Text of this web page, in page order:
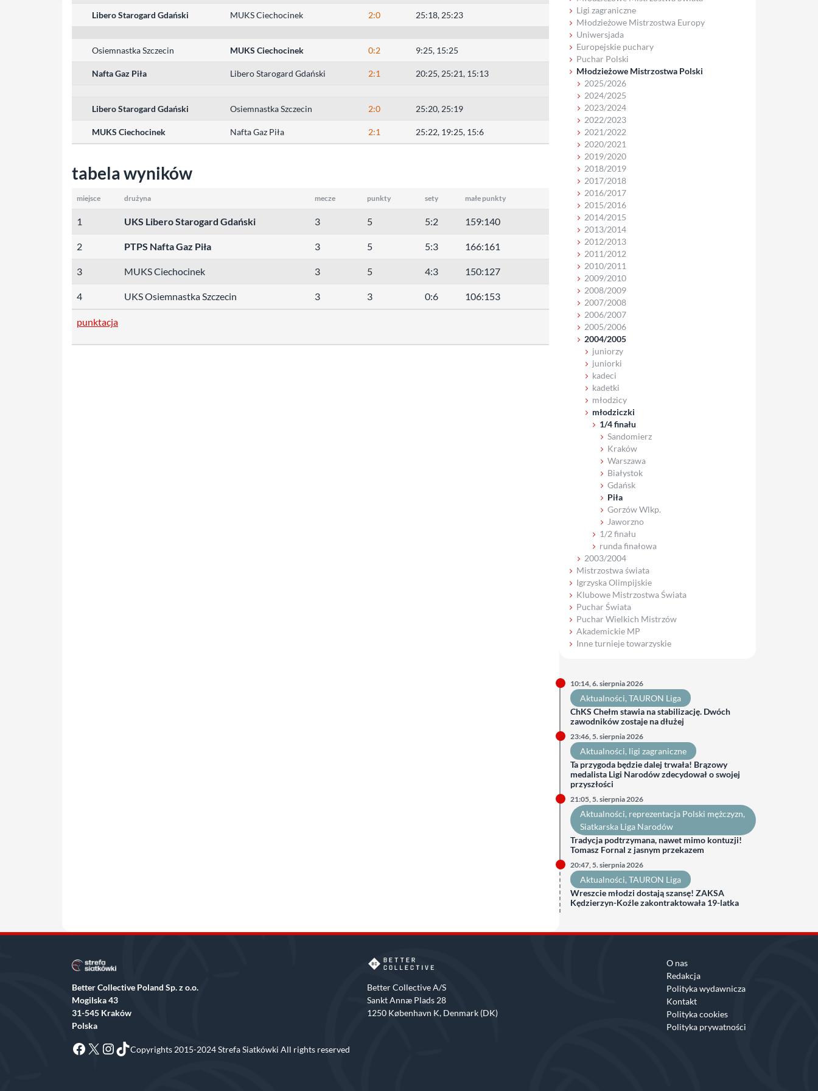
Libero Starogard Gdański MUKS Ciechocinek 2:0 25:18, 25:23
Osiemnastka Szczecin MUKS Ciechocinek 0:2 9:25, 15:25
Nafta Gaz Piła Libero Starogard Gdański 2:1 20:25, 25:21, 15:13
Libero Starogard Gdański Osiemnastka Szczecin 2:0 25:20, 25:19
MUKS Ciechocinek Nafta Gaz Piła 2:1 25:22, 19:25, 15:6
tabela wyników
miejsce drużyna mecze punkty sety małe punkty
1 UKS Libero Starogard Gdański 3 5 5:2 159:140
2 PTPS Nafta Gaz Piła 3 5 5:3 166:161
3 MUKS Ciechocinek 3 5 4:3 150:127
4 UKS Osiemnastka Szczecin 3 3 0:6 106:153
punktacja
Ligi zagraniczne
Młodzieżowe Mistrzostwa Europy
Uniwersjada
Europejskie puchary
Puchar Polski
Młodzieżowe Mistrzostwa Polski
2025/2026
2024/2025
2023/2024
2022/2023
2021/2022
2020/2021
2019/2020
2018/2019
2017/2018
2016/2017
2015/2016
2014/2015
2013/2014
2012/2013
2011/2012
2010/2011
2009/2010
2008/2009
2007/2008
2006/2007
2005/2006
2004/2005
juniorzy
juniorki
kadeci
kadetki
młodzicy
młodziczki
1/4 finału
Sandomierz
Kraków
Warszawa
Białystok
Gdańsk
Piła
Gorzów Wlkp.
Jaworzno
1/2 finału
runda finałowa
2003/2004
Mistrzostwa świata
Igrzyska Olimpijskie
Klubowe Mistrzostwa Świata
Puchar Świata
Puchar Wielkich Mistrzów
Akademickie MP
Inne turnieje towarzyskie
10:14, 6. sierpnia 2026
Aktualności, TAURON Liga
ChKS Chełm stawia na stabilizację. Dwóch
zawodników zostaje na dłużej
23:46, 5. sierpnia 2026
Aktualności, ligi zagraniczne
Ta przygoda będzie dalej trwała! Brązowy
medalista Ligi Narodów zdecydował o swojej
przyszłości
21:05, 5. sierpnia 2026
Aktualności, reprezentacja Polski mężczyzn
Siatkarska Liga Narodów
Tradycja podtrzymana, nawet mimo kontuzji!
Tomasz Fornal z jasnym przekazem
20:47, 5. sierpnia 2026
Aktualności, TAURON Liga
Wreszcie młodzi dostają szansę! ZAKSA
Kędzierzyn-Koźle zakontraktowała 19-latka
Better Collective Poland Sp. z o.o.
Mogilska 43
31-545 Kraków
Polska
Better Collective A/S
Sankt Annæ Plads 28
1250 København K, Denmark (DK)
O nas
Redakcja
Polityka wydawnicza
Kontakt
Polityka cookies
Polityka prywatności
Facebook
X Instagram
TikTok
Copyrights 2015-2024 Strefa Siatkówki All rights reserved